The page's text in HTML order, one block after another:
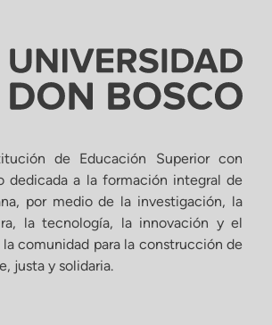
de Educación Superior con
dedicada a la formación integral de
por medio de la investigación, la
la tecnología, la innovación y el
comunidad para la construcción de
justa y solidaria.